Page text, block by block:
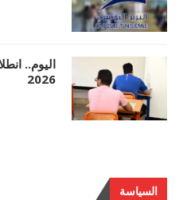
اليوم..
2026
السياسة